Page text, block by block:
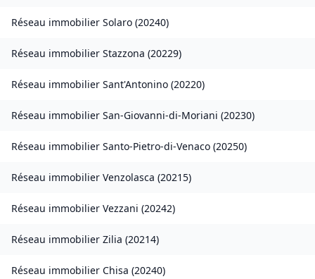
Réseau immobilier Solaro (20240)
Réseau immobilier Stazzona (20229)
Réseau immobilier Sant'Antonino (20220)
Réseau immobilier San-Giovanni-di-Moriani (20230)
Réseau immobilier Santo-Pietro-di-Venaco (20250)
Réseau immobilier Venzolasca (20215)
Réseau immobilier Vezzani (20242)
Réseau immobilier Zilia (20214)
Réseau immobilier Chisa (20240)